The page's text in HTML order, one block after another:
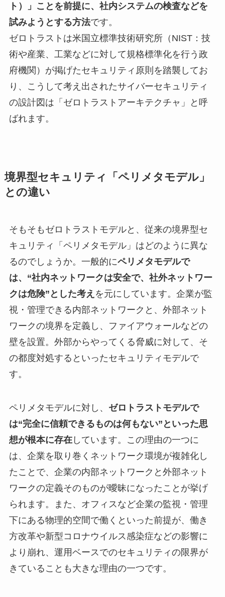
ト）」ことを前提に、社内システムの検査などを
試みようとする方法です。
ゼロトラストは米国立標準技術研究所（NIST：技
術や産業、工業などに対して規格標準化を行う政
府機関）が掲げたセキュリティ原則を踏襲してお
り、こうして考え出されたサイバーセキュリティ
の設計図は「ゼロトラストアーキテクチャ」と呼
ばれます。
境界型セキュリティ「ペリメタモデル」
との違い
そもそもゼロトラストモデルと、従来の境界型セ
キュリティ「ペリメタモデル」はどのように異な
るのでしょうか。一般的にペリメタモデルで
は、“社内ネットワークは安全で、社外ネットワー
クは危険”とした考え を元にしています。企業が監
視・管理できる内部ネットワークと、外部ネット
ワークの境界を定義し、ファイアウォールなどの
壁を設置。外部からやってくる脅威に対して、そ
の都度対処するといったセキュリティモデルで
す。
ペリメタモデルに対し、 ゼロトラストモデルで
は“完全に信頼できるものは何もない”といった思
想が根本に存在しています。この理由の一つに
は、企業を取り巻くネットワーク環境が複雑化し
たことで、企業の内部ネットワークと外部ネット
ワークの定義そのものが曖昧になったことが挙げ
られます。また、オフィスなど企業の監視・管理
下にある物理的空間で働くといった前提が、働き
方改革や新型コロナウイルス感染症などの影響に
より崩れ、運用ベースでのセキュリティの限界が
きていることも大きな理由の一つです。